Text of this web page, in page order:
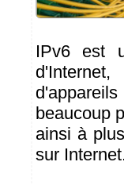
IPv6 est
beaucoup
ainsi à
sur